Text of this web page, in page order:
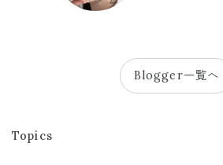
Blogger一覧へ
Topics